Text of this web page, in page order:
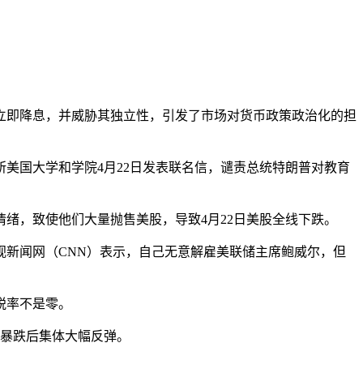
降息，并威胁其独立性，引发了市场对货币政策政治化的担
国大学和学院4月22日发表联名信，谴责总统特朗普对教育
，致使他们大量抛售美股，导致4月22日美股全线下跌。
闻网（CNN）表示，自己无意解雇美联储主席鲍威尔，但
不是零。
跌后集体大幅反弹。